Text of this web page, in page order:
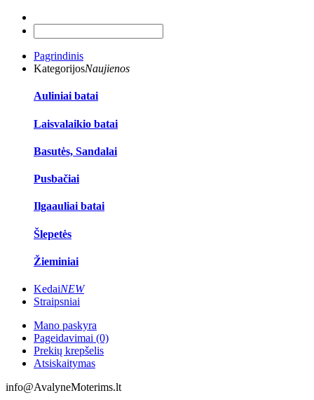
Pagrindinis
KategorijosNaujienos
Auliniai batai
Laisvalaikio batai
Basutės, Sandalai
Pusbačiai
Ilgaauliai batai
Šlepetės
Žieminiai
KedaiNEW
Straipsniai
Mano paskyra
Pageidavimai (0)
Prekių krepšelis
Atsiskaitymas
info@AvalyneMoterims.lt